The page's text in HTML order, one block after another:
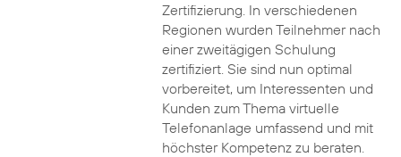
Zertifizierung. In verschiedenen
Regionen wurden Teilnehmer nach
einer zweitägigen Schulung
zertifiziert. Sie sind nun optimal
vorbereitet, um Interessenten und
Kunden zum Thema virtuelle
Telefonanlage umfassend und mit
höchster Kompetenz zu beraten.